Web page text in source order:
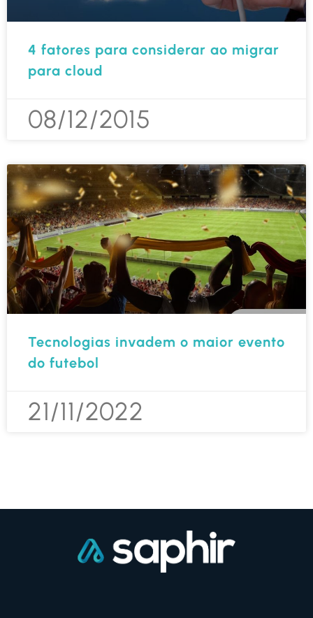
4 fatores para considerar ao migrar
para cloud
08/12/2015
Tecnologias invadem o maior evento
do futebol
21/11/2022